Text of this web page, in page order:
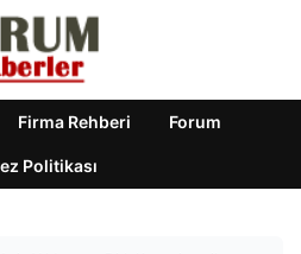
Firma Rehberi Forum
Politikası